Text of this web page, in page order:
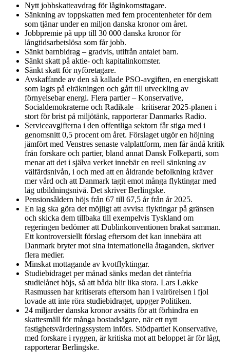
Nytt jobbskatteavdrag för låginkomsttagare.
Sänkning av toppskatten med fem procentenheter för dem
som tjänar under en miljon danska kronor om året.
Jobbpremie på upp till 30 000 danska kronor för
långtidsarbetslösa som får jobb.
Sänkt barnbidrag – gradvis, utifrån antalet barn.
Sänkt skatt på aktie- och kapitalinkomster.
Sänkt skatt för nyföretagare.
Avskaffande av den så kallade PSO-avgiften, en energiskatt
som lagts på elräkningen och gått till utveckling av
förnyelsebar energi. Flera partier – Konservative,
Socialdemokraterne och Radikale – kritiserar 2025-planen i
stort för brist på miljötänk, rapporterar Danmarks Radio.
Serviceavgifterna i den offentliga sektorn får stiga med i
genomsnitt 0,5 procent om året. Förslaget utgör en höjning
jämfört med Venstres senaste valplattform, men får ändå kritik
från forskare och partier, bland annat Dansk Folkeparti, som
menar att det i själva verket innebär en reell sänkning av
välfärdsnivån, i och med att en åldrande befolkning kräver
mer vård och att Danmark tagit emot många flyktingar med
låg utbildningsnivå. Det skriver Berlingske.
Pensionsåldern höjs från 67 till 67,5 år från år 2025.
En lag ska göra det möjligt att avvisa flyktingar på gränsen
och skicka dem tillbaka till exempelvis Tyskland om
regeringen bedömer att Dublinkonventionen brakat samman.
Ett kontroversiellt förslag eftersom det kan innebära att
Danmark bryter mot sina internationella åtaganden, skriver
flera medier.
Minskat mottagande av kvotflyktingar.
Studiebidraget per månad sänks medan det räntefria
studielånet höjs, så att båda blir lika stora. Lars Løkke
Rasmussen har kritiserats eftersom han i valrörelsen i fjol
lovade att inte röra studiebidraget, uppger Politiken.
24 miljarder danska kronor avsätts för att förhindra en
skattesmäll för många bostadsägare, när ett nytt
fastighetsvärderingssystem införs. Stödpartiet Konservative,
med forskare i ryggen, är kritiska mot att beloppet är för lågt,
rapporterar Berlingske.